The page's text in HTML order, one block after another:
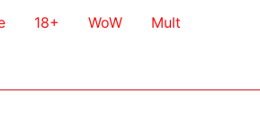
18+ WoW Mult